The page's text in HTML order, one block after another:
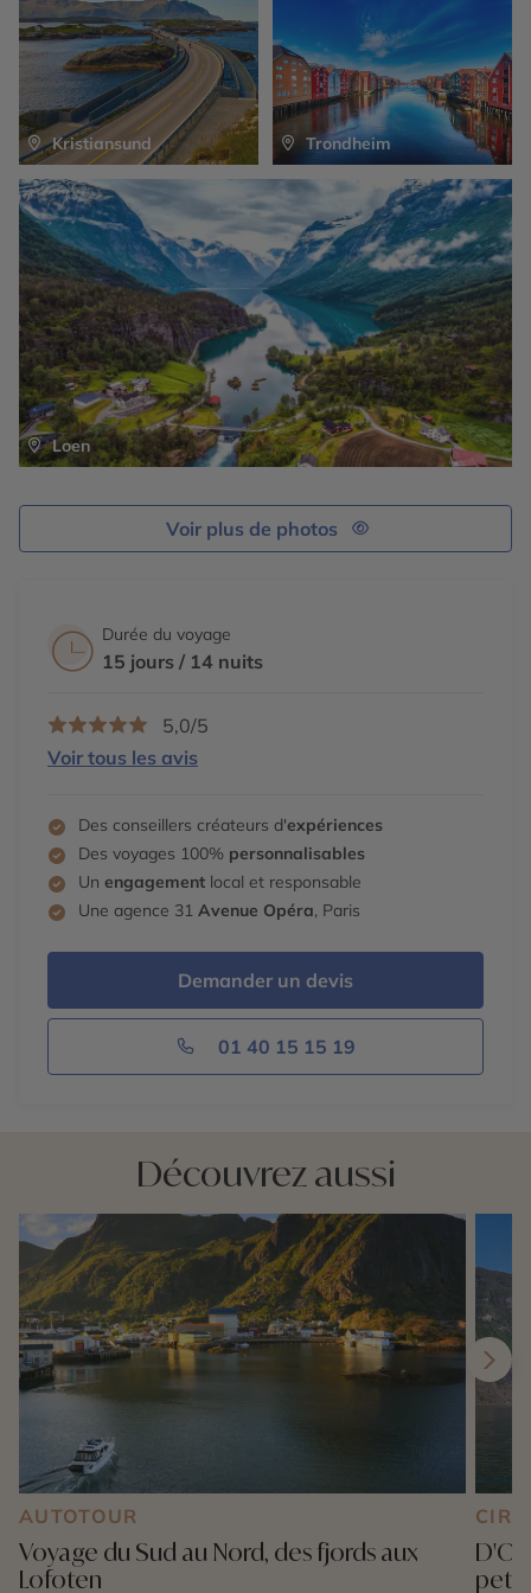
d’Hardangervidda, toujours recouvert de neige.
Loen
Kristiansund Trondheim
Voir plus de photos
Durée du voyage
15 jours / 14 nuits
5,0/5
Voir tous les avis
Des conseillers créateurs d'expériences
Des voyages 100% personnalisables
Un engagement local et responsable
Une agence 31 Avenue Opéra, Paris
Demander un devis
01 40 15 15 19
Découvrez aussi
AUTOTOUR
Voyage du Sud au Nord, des fjords aux
Lofoten
petit